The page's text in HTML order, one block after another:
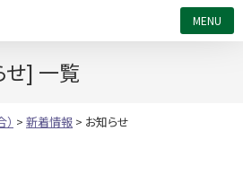
せ] 一覧
> 新着情報 > お知らせ